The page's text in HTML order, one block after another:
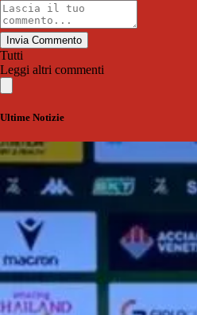
Invia Commento
Tutti
Leggi altri commenti
Ultime Notizie